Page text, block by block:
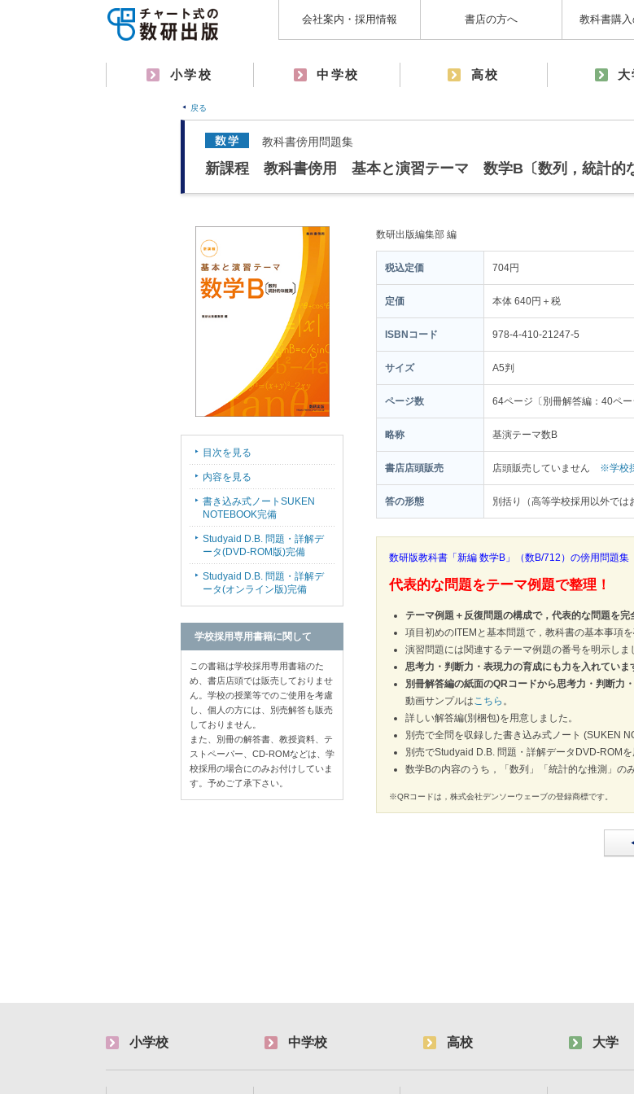
会社案内・採用情報 書店の方へ 教科書購
小学校 中学校 高校 大
戻る
教科書傍用問題集
新課程 教科書傍用 基本と演習テーマ 数学B〔数列，統計的な
数研出版編集部 編
税込定価 704円
定価 本体 640円＋税
ISBNコード 978-4-410-21247-5
サイズ A5判
ページ数 64ページ〔別冊解答編：40ペー
略称 基演テーマ数B
書店店頭販売 店頭販売していません ※学校
答の形態 別括り（高等学校採用以外では
数研版教科書「新編 数学B」（数B/712）の傍用問題集
代表的な問題をテーマ例題で整理！
テーマ例題＋反復問題の構成で，代表的な問題を完
項目初めのITEMと基本問題で，教科書の基本事項を
演習問題には関連するテーマ例題の番号を明示しま
思考力・判断力・表現力の育成にも力を入れていま
別冊解答編の紙面のQRコードから思考力・判断力
動画サンプルは こちら 。
詳しい解答編(別梱包)を用意しました。
別売で全問を収録した書き込み式ノート (SUKEN
別売でStudyaid D.B. 問題・詳解データDVD-ROMを
数学Bの内容のうち，「数列」「統計的な推測」の
※QRコードは，株式会社デンソーウェーブの登録商標です。
目次を見る
内容を見る
書き込み式ノートSUKEN
NOTEBOOK完備
Studyaid D.B. 問題・詳解デ
ータ(DVD-ROM版)完備
Studyaid D.B. 問題・詳解デ
ータ(オンライン版)完備
学校採用専用書籍に関して
この書籍は学校採用専用書籍のた
め、書店店頭では販売しておりませ
ん。学校の授業等でのご使用を考慮
し、個人の方には、別売解答も販売
しておりません。
また、別冊の解答書、教授資料、テ
ストペーパー、CD-ROMなどは、学
校採用の場合にのみお付けしていま
す。予めご了承下さい。
小学校 中学校 高校 大学